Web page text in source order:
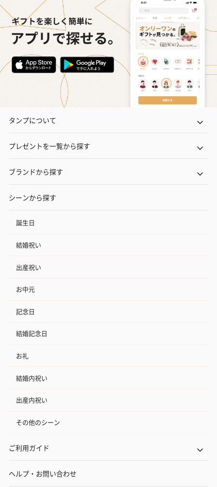
タンプについて
プレゼントを一覧から探す
ブランドから探す
シーンから探す
誕生日
結婚祝い
出産祝い
お中元
記念日
結婚記念日
お礼
結婚内祝い
出産内祝い
その他のシーン
ご利用ガイド
ヘルプ・お問い合わせ